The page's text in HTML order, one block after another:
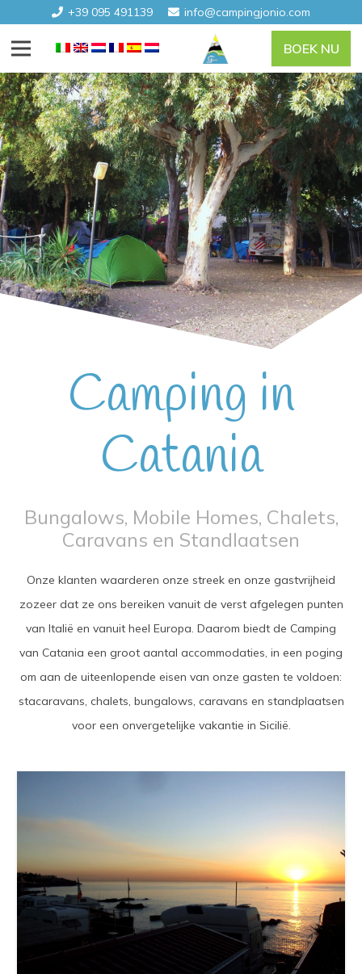
+39 095 491139 info@campingjonio.com
BOEK NU
Camping in
Catania
Bungalows, Mobile Homes, Chalets,
Caravans en Standlaatsen
Onze klanten waarderen onze streek en onze gastvrijheid
zozeer dat ze ons bereiken vanuit de verst afgelegen punten
van Italië en vanuit heel Europa. Daarom biedt de Camping
van Catania een groot aantal accommodaties, in een poging
om aan de uiteenlopende eisen van onze gasten te voldoen:
stacaravans, chalets, bungalows, caravans en standplaatsen
voor een onvergetelijke vakantie in Sicilië.